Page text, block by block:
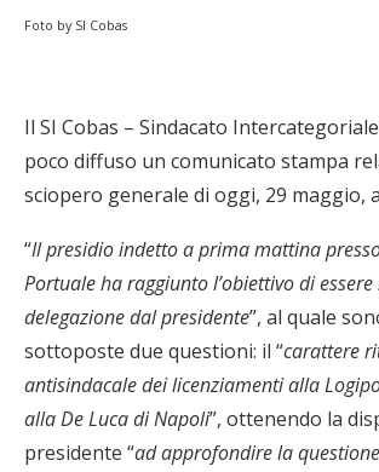
Foto by SI Cobas
Il SI Cobas – Sindacato
poco diffuso un comunicato stampa
sciopero generale di oggi, 29 maggio,
“Il presidio indetto a prima mattina
Portuale ha raggiunto l’obiettivo di
delegazione dal presidente”, al quale
sottoposte due questioni: il “carattere
antisindacale dei licenziamenti alla
alla De Luca di Napoli”, ottenendo la
presidente “ad approfondire la questione